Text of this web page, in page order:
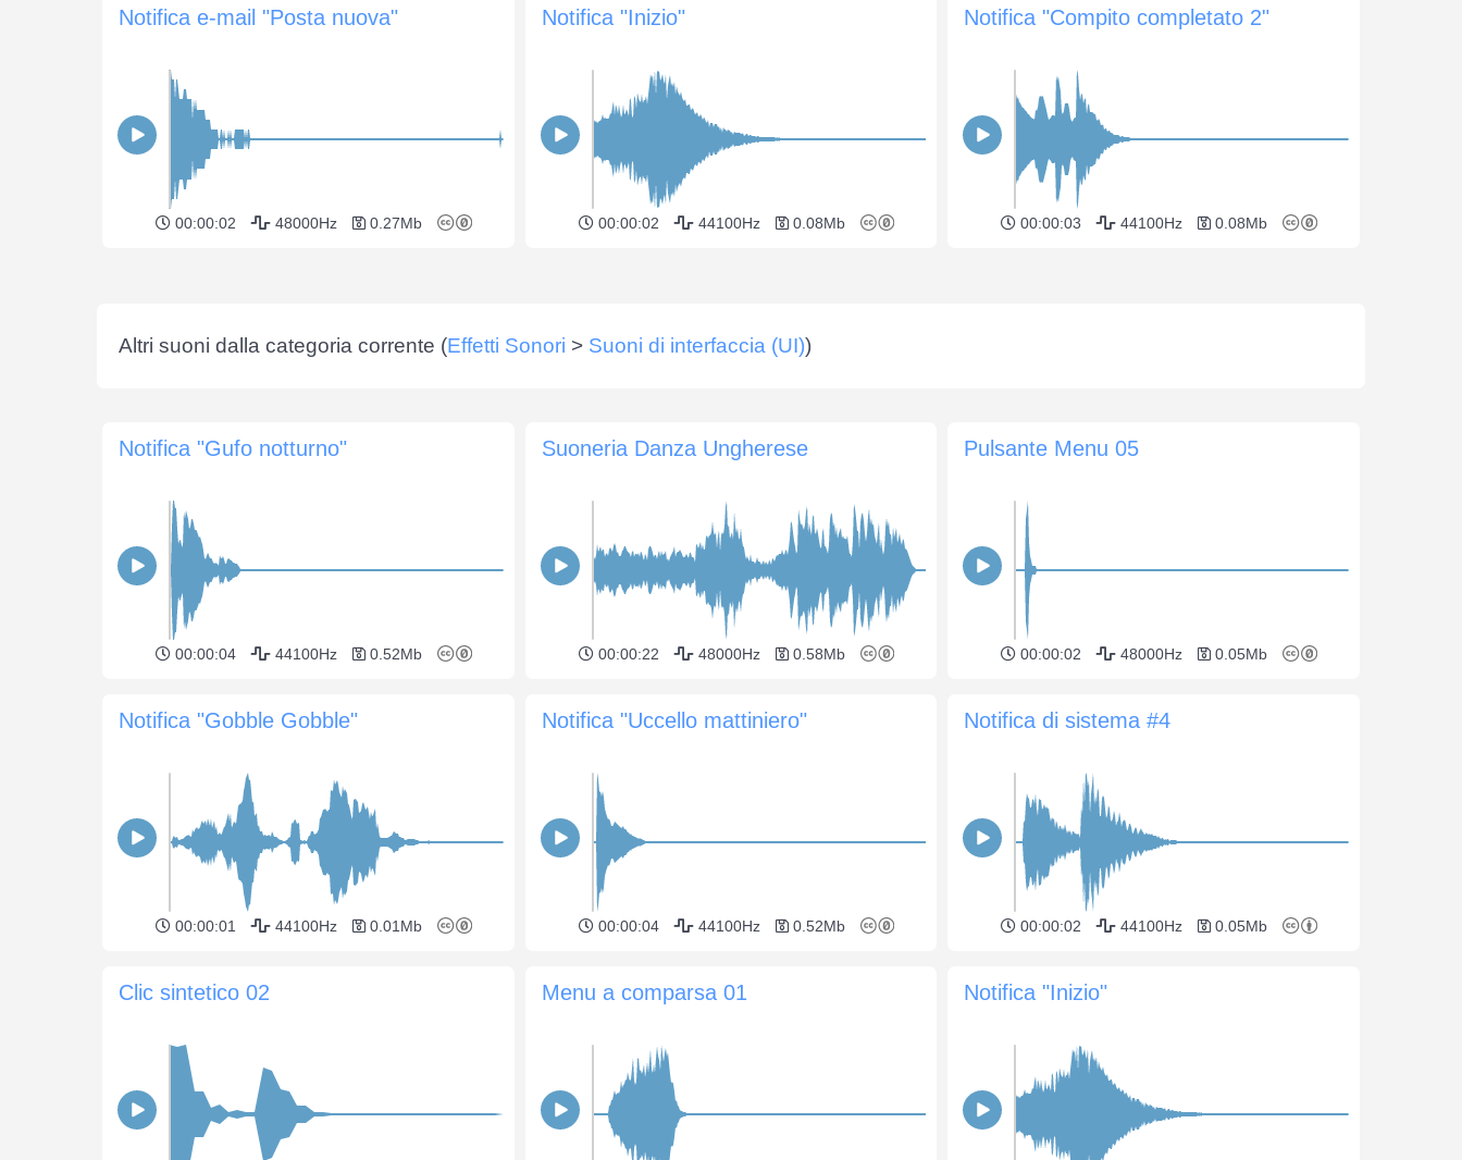
Notifica e-mail "Posta nuova"
00:00:02 48000Hz 0.27Mb
Notifica "Inizio"
00:00:02 44100Hz 0.08Mb
Notifica "Compito completato 2"
00:00:03 44100Hz 0.08Mb
Altri suoni dalla categoria corrente (Effetti Sonori > Suoni di interfaccia (UI))
Notifica "Gufo notturno"
00:00:04 44100Hz 0.52Mb
Suoneria Danza Ungherese
00:00:22 48000Hz 0.58Mb
Pulsante Menu 05
00:00:02 48000Hz 0.05Mb
Notifica "Gobble Gobble"
00:00:01 44100Hz 0.01Mb
Notifica "Uccello mattiniero"
00:00:04 44100Hz 0.52Mb
Notifica di sistema #4
00:00:02 44100Hz 0.05Mb
Clic sintetico 02 Menu a comparsa 01 Notifica "Inizio"